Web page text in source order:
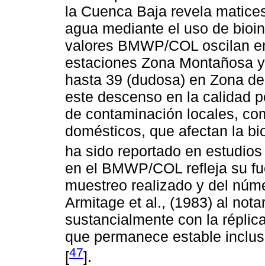
la Cuenca Baja revela
agua mediante el uso de
valores BMWP/COL oscilan
estaciones Zona Montañosa
hasta 39 (dudosa) en Zona
este descenso en la calidad
de contaminación locales,
domésticos, que afectan la
ha sido reportado en
en el BMWP/COL refleja su
muestreo realizado y del
Armitage et al., (1983) al
sustancialmente con la
que permanece estable
[47].